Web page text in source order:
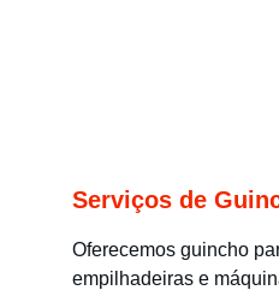
Serviços de
Oferecemos guincho
empilhadeiras e